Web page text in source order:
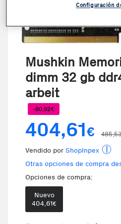
Mushkin
dimm 32 gb
arbeit
-80,92€
404,61€
Vendido por ShopInpex
Otras opciones de compra
Opciones de compra:
Nuevo
404,61€
Configuración